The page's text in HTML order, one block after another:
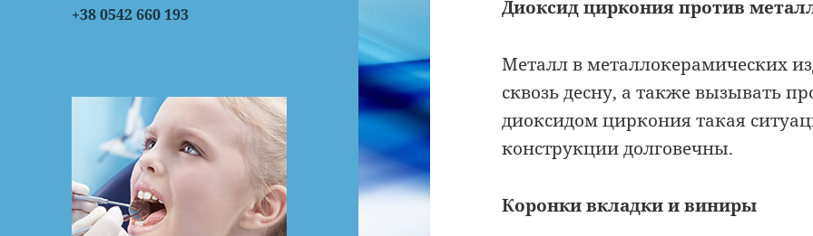
+38 0542 660 193
Диоксид циркония против
Металл в металлокерамических
сквозь десну, а также вызывать
диоксидом циркония такая
конструкции долговечны.
Коронки вкладки и виниры